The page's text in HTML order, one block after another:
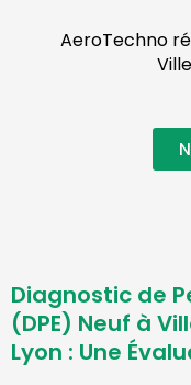
AeroTechno
Diagnostic de
(DPE) Neuf à
Lyon : Une